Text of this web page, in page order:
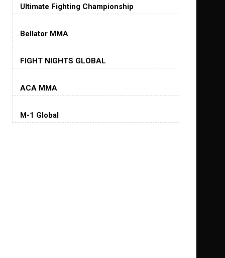
Дастин Порье
(26-6-0, 1)
Jorge Masvidal
Колби Ковингтон
Ultimate Fighting Championship
Bellator MMA
FIGHT NIGHTS GLOBAL
ACA MMA
M-1 Global